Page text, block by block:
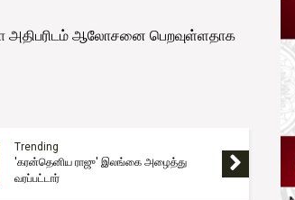
அதிபரிடம் ஆலோசனை பெறவுள்ளதாக
Trending
'கரன்தெனிய ராஜு' இலங்கை அழைத்து
வரப்பட்டார்